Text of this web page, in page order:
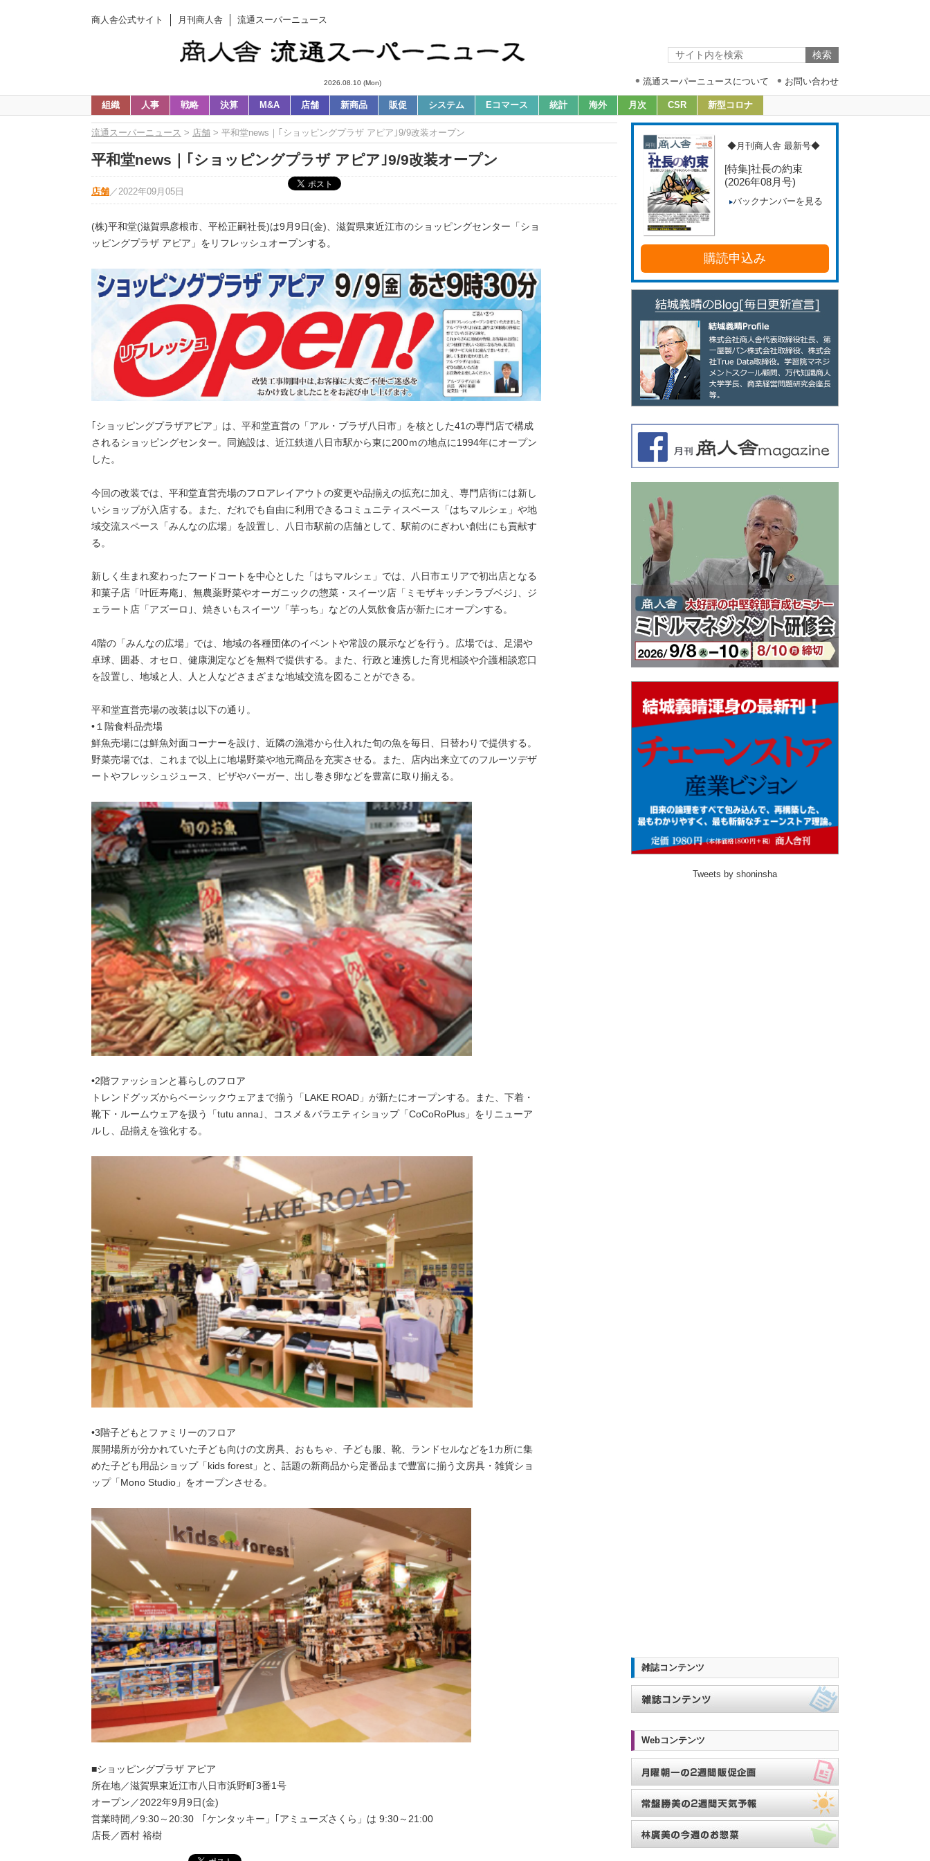
商人舎公式サイト 月刊商人舎 流通スーパーニュース
2026.08.10 (Mon) 流通スーパーニュースについて お問い合わせ
組織 人事 戦略 決算 M&A 店舗 新商品 販促 システム Eコマース 統計 海外 月次 CSR 新型コロナ
流通スーパーニュース > 店舗 > 平和堂news｜｢ショッピングプラザ アピア｣9/9改装オープン
平和堂news｜｢ショッピングプラザ アピア｣9/9改装オープン
店舗 ／ 2022年09月05日
(株)平和堂(滋賀県彦根市、平松正嗣社長)は9月9日(金)、滋賀県東近江市のショッピングセンター「ショ
ッピングプラザ アピア」をリフレッシュオープンする。
｢ショッピングプラザアピア」は、平和堂直営の「アル・プラザ八日市」を核とした41の専門店で構成
されるショッピングセンター。同施設は、近江鉄道八日市駅から東に200ｍの地点に1994年にオープン
した。
今回の改装では、平和堂直営売場のフロアレイアウトの変更や品揃えの拡充に加え、専門店街には新し
いショップが入店する。また、だれでも自由に利用できるコミュニティスペース「はちマルシェ」や地
域交流スペース「みんなの広場」を設置し、八日市駅前の店舗として、駅前のにぎわい創出にも貢献す
る。
新しく生まれ変わったフードコートを中心とした「はちマルシェ」では、八日市エリアで初出店となる
和菓子店「叶匠寿庵｣、無農薬野菜やオーガニックの惣菜・スイーツ店「ミモザキッチンラブベジ｣、ジ
ェラート店「アズーロ｣、焼きいもスイーツ「芋っち」などの人気飲食店が新たにオープンする。
4階の「みんなの広場」では、地域の各種団体のイベントや常設の展示などを行う。広場では、足湯や
卓球、囲碁、オセロ、健康測定などを無料で提供する。また、行政と連携した育児相談や介護相談窓口
を設置し、地域と人、人と人などさまざまな地域交流を図ることができる。
平和堂直営売場の改装は以下の通り。
•１階食料品売場
鮮魚売場には鮮魚対面コーナーを設け、近隣の漁港から仕入れた旬の魚を毎日、日替わりで提供する。
野菜売場では、これまで以上に地場野菜や地元商品を充実させる。また、店内出来立てのフルーツデザ
ートやフレッシュジュース、ピザやバーガー、出し巻き卵などを豊富に取り揃える。
•2階ファッションと暮らしのフロア
トレンドグッズからベーシックウェアまで揃う「LAKE ROAD」が新たにオープンする。また、下着・
靴下・ルームウェアを扱う「tutu anna｣、コスメ＆バラエティショップ「CoCoRoPlus」をリニューア
ルし、品揃えを強化する。
•3階子どもとファミリーのフロア
展開場所が分かれていた子ども向けの文房具、おもちゃ、子ども服、靴、ランドセルなどを1カ所に集
めた子ども用品ショップ「kids forest」と、話題の新商品から定番品まで豊富に揃う文房具・雑貨ショ
ップ「Mono Studio」をオープンさせる。
■ショッピングプラザ アピア
所在地／滋賀県東近江市八日市浜野町3番1号
オープン／2022年9月9日(金)
営業時間／9:30～20:30 ｢ケンタッキー」｢アミューズさくら」は 9:30～21:00
店長／西村 裕樹
◆月刊商人舎 最新号◆
[特集]社長の約束
(2026年08月号)
バックナンバーを見る
購読申込み
Tweets by shoninsha
雑誌コンテンツ
Webコンテンツ